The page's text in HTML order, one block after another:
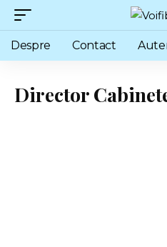
Despre Contact
Director